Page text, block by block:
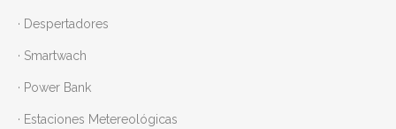
· Despertadores
· Smartwach
· Power Bank
· Estaciones Metereológicas